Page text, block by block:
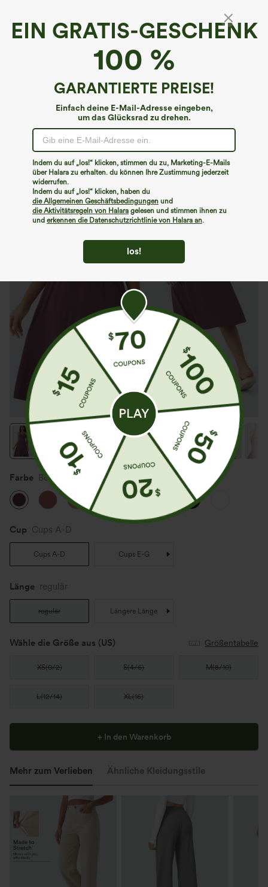
EIN GRATIS-GESCHENK
100 %
GARANTIERTE PREISE!
Einfach deine E-Mail-Adresse eingeben,
um das Glücksrad zu drehen.
Indem du auf „los!“ klicken, stimmen du zu, Marketing-E-Mails
über Halara zu erhalten. du können Ihre Zustimmung jederzeit
widerrufen.
Indem du auf „los!“ klicken, haben du
die Allgemeinen Geschäftsbedingungen und
die Aktivitätsregeln von Halara gelesen und stimmen ihnen zu
und erkennen die Datenschutzrichtlinie von Halara an.
los!
Breezeful™ Rückenfreies, schnell
trocknendes, ausgeschnittenes 2-in-1-Korsett-
Minikleid mit eckigem Ausschnitt,
€53,95 EUR
Farbe Berry Red
Cup Cups A-D
Cups A-D Cups E-G
Länge regulär
regulär Längere Länge
Wähle die Größe aus (US) Größentabelle
XS(0/2) S(4/6) M(8/10)
L(12/14) XL(16)
+ In den Warenkorb
Mehr zum Verlieben Ähnliche Kleidungsstile